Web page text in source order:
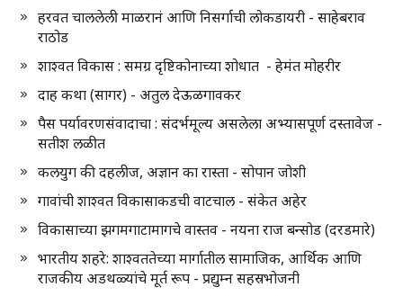
हरवत चाललेली माळरानं आणि निसर्गाची लोकडायरी - साहेबराव
राठोड
शाश्वत विकास : समग्र दृष्टिकोनाच्या शोधात - हेमंत मोहरीर
दाह कथा (सागर) - अतुल देऊळगावकर
पैस पर्यावरणसंवादाचा : संदर्भमूल्य असलेला अभ्यासपूर्ण दस्तावेज -
सतीश लळीत
कलयुग की दहलीज, अज्ञान का रास्ता - सोपान जोशी
गावांची शाश्वत विकासाकडची वाटचाल - संकेत अहेर
विकासाच्या झगमगाटामागचे वास्तव - नयना राज बन्सोड (दरडमारे)
भारतीय शहरे: शाश्वततेच्या मार्गातील सामाजिक, आर्थिक आणि
राजकीय अडथळ्यांचे मूर्त रूप - प्रद्युम्न सहस्रभोजनी